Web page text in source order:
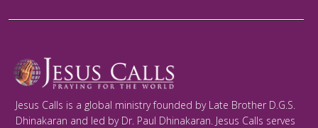
Jesus Calls is a global ministry founded by Late Brother D.G.S.
Dhinakaran and led by Dr. Paul Dhinakaran. Jesus Calls serves